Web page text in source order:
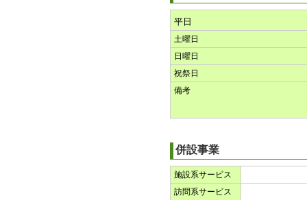
平日
土曜日
日曜日
祝祭日
備考
併設事業
施設系サービス
訪問系サービス